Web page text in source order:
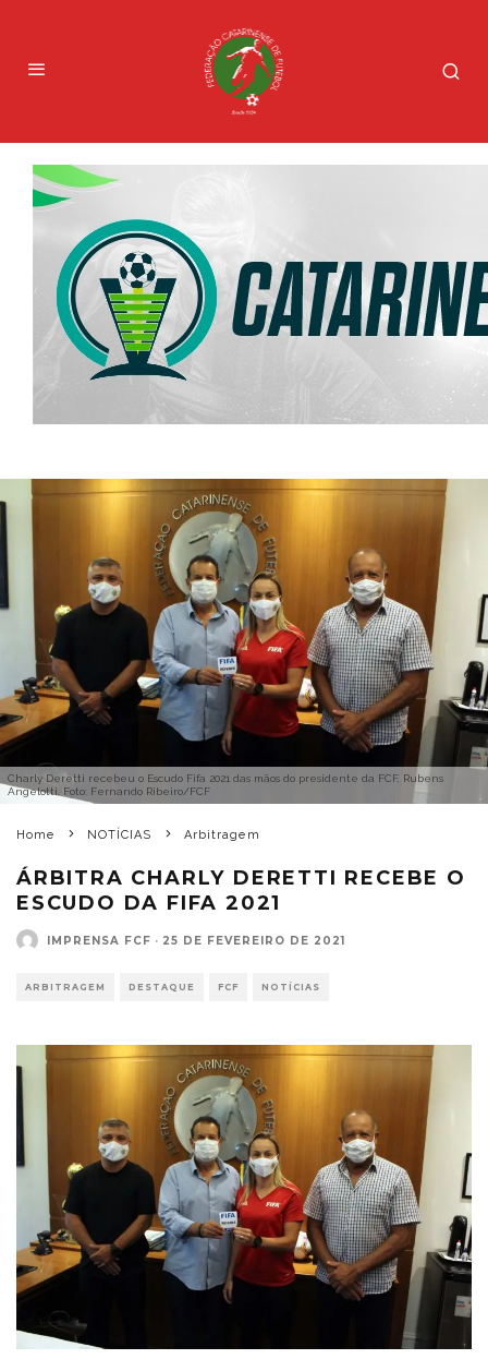
Charly Deretti recebeu o Escudo Fifa 2021 das mãos do presidente da FCF, Rubens
Angelotti. Foto: Fernando Ribeiro/FCF
Home NOTÍCIAS Arbitragem
ÁRBITRA CHARLY DERETTI RECEBE O
ESCUDO DA FIFA 2021
IMPRENSA FCF · 25 DE FEVEREIRO DE 2021
ARBITRAGEM DESTAQUE FCF NOTÍCIAS